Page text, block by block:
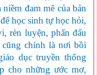
đam mê của bản
học sinh tự học hỏi,
rèn luyện, phấn đấu
chính là nơi bồi
dục truyền thống
cho những ước mơ,